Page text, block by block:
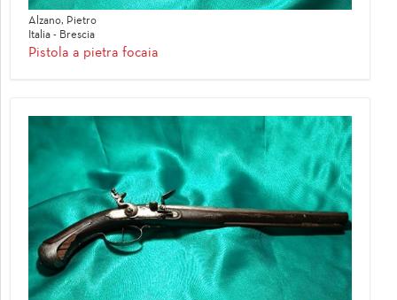
Alzano, Pietro
Italia - Brescia
Pistola a pietra focaia